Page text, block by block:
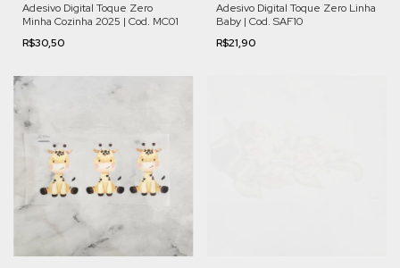
Adesivo Digital Toque Zero
Minha Cozinha 2025 | Cod. MC01
R$30,50
Adesivo Digital Toque Zero Linha
Baby | Cod. SAF10
R$21,90